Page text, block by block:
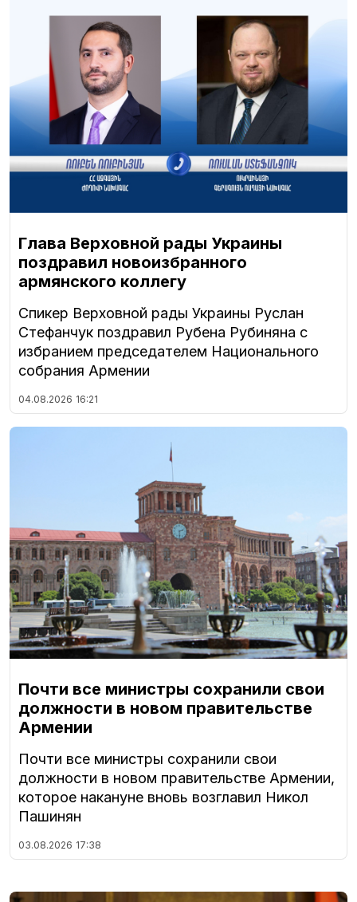
Глава Верховной рады Украины
поздравил новоизбранного
армянского коллегу
Спикер Верховной рады Украины Руслан
Стефанчук поздравил Рубена Рубиняна с
избранием председателем Национального
собрания Армении
04.08.2026 16:21
Почти все министры сохранили свои
должности в новом правительстве
Армении
Почти все министры сохранили свои
должности в новом правительстве Армении,
которое накануне вновь возглавил Никол
Пашинян
03.08.2026 17:38